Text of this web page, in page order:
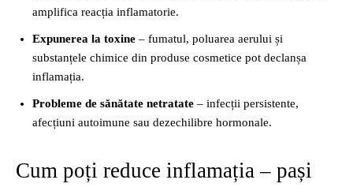
amplifica reacția inflamatorie.
Expunerea la toxine – fumatul, poluarea aerului și
substanțele chimice din produse cosmetice pot declanșa
inflamația.
Probleme de sănătate netratate – infecții persistente,
afecțiuni autoimune sau dezechilibre hormonale.
Cum poți reduce inflamația – pași